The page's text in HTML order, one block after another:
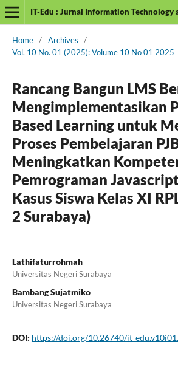
IT-Edu : Jurnal Information Technology
Home / Archives
/
Vol. 10 No. 01 (2025): Volume 10 No 01 2025
Rancang Bangun LMS
Mengimplementasikan
Based Learning untuk
Proses Pembelajaran
Meningkatkan
Pemrograman
Kasus Siswa Kelas XI
2 Surabaya)
Lathifaturrohmah
Universitas Negeri Surabaya
Bambang Sujatmiko
Universitas Negeri Surabaya
DOI: https://doi.org/10.26740/it-